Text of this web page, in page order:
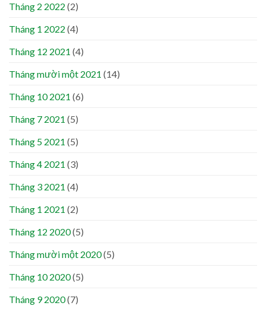
Tháng 2 2022 (2)
Tháng 1 2022 (4)
Tháng 12 2021 (4)
Tháng mười một 2021 (14)
Tháng 10 2021 (6)
Tháng 7 2021 (5)
Tháng 5 2021 (5)
Tháng 4 2021 (3)
Tháng 3 2021 (4)
Tháng 1 2021 (2)
Tháng 12 2020(5)
Tháng mười một 2020(5)
Tháng 10 2020(5)
Tháng 9 2020(7)